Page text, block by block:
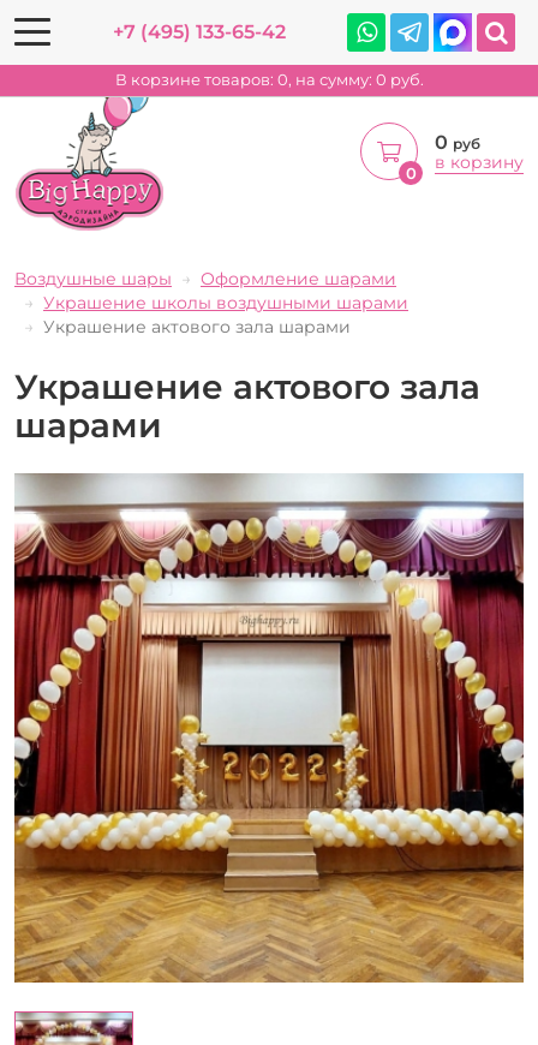
+7 (495) 133-65-42
В корзине товаров: 0, на сумму: 0 руб.
0
0 руб
в корзину
Воздушные шары
Оформление шарами
Украшение школы воздушными шарами
Украшение актового зала шарами
Украшение актового зала
шарами